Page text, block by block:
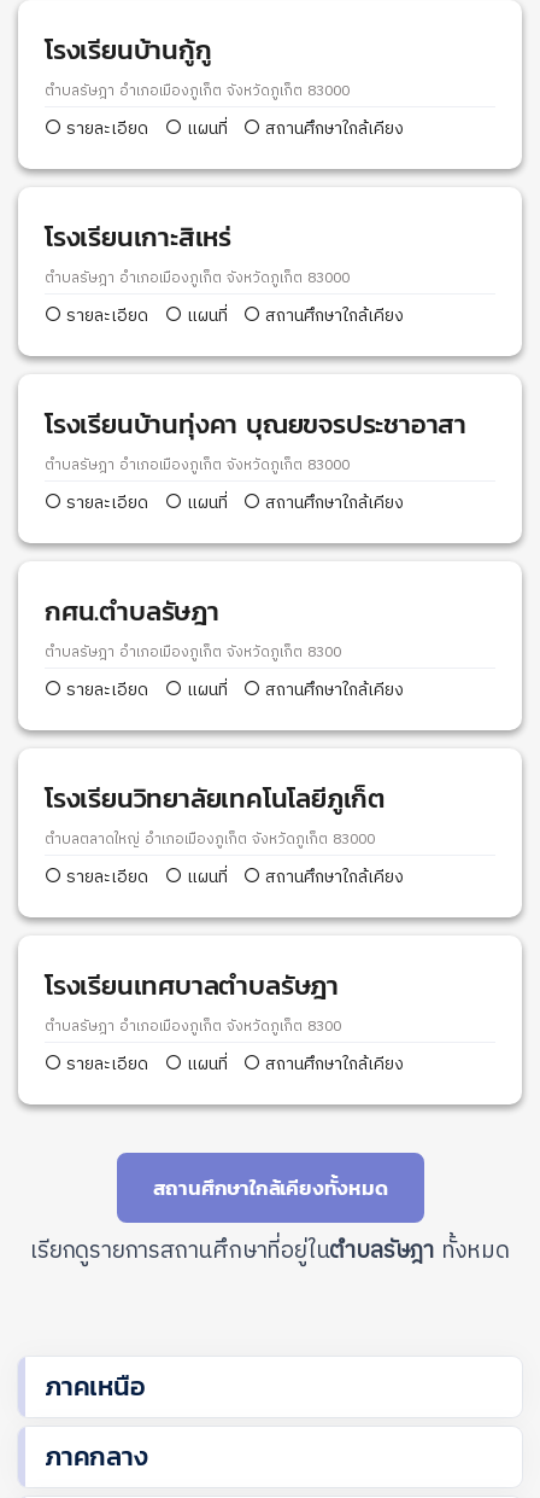
โรงเรียนบ้านกู้กู
ตำบลรัษฎา อำเภอเมืองภูเก็ต จังหวัดภูเก็ต 83000
รายละเอียด แผนที่ สถานศึกษาใกล้เคียง
โรงเรียนเกาะสิเหร่
ตำบลรัษฎา อำเภอเมืองภูเก็ต จังหวัดภูเก็ต 83000
รายละเอียด แผนที่ สถานศึกษาใกล้เคียง
โรงเรียนบ้านทุ่งคา บุณยขจรประชาอาสา
ตำบลรัษฎา อำเภอเมืองภูเก็ต จังหวัดภูเก็ต 83000
รายละเอียด แผนที่ สถานศึกษาใกล้เคียง
กศน.ตำบลรัษฎา
ตำบลรัษฎา อำเภอเมืองภูเก็ต จังหวัดภูเก็ต 8300
รายละเอียด แผนที่ สถานศึกษาใกล้เคียง
โรงเรียนวิทยาลัยเทคโนโลยีภูเก็ต
ตำบลตลาดใหญ่ อำเภอเมืองภูเก็ต จังหวัดภูเก็ต 83000
รายละเอียด แผนที่ สถานศึกษาใกล้เคียง
โรงเรียนเทศบาลตำบลรัษฎา
ตำบลรัษฎา อำเภอเมืองภูเก็ต จังหวัดภูเก็ต 8300
รายละเอียด แผนที่ สถานศึกษาใกล้เคียง
สถานศึกษาใกล้เคียงทั้งหมด
เรียกดูรายการสถานศึกษาที่อยู่ในตำบลรัษฎา ทั้งหมด
ภาคเหนือ
ภาคกลาง